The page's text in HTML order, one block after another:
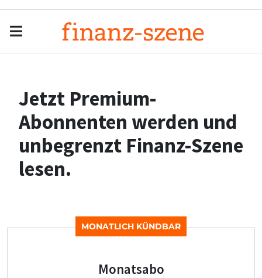
Jetzt Premium-
Abonnenten werden und
unbegrenzt Finanz-Szene
lesen.
MONATLICH KÜNDBAR
Monatsabo